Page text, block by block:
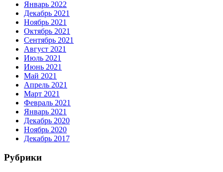
Январь 2022
Декабрь 2021
Ноябрь 2021
Октябрь 2021
Сентябрь 2021
Август 2021
Июль 2021
Июнь 2021
Май 2021
Апрель 2021
Март 2021
Февраль 2021
Январь 2021
Декабрь 2020
Ноябрь 2020
Декабрь 2017
Рубрики